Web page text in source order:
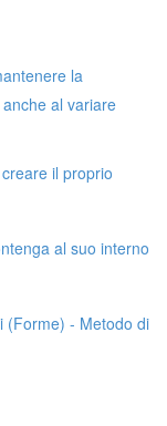
la
al variare
il proprio
al suo interno
(Forme) - Metodo di